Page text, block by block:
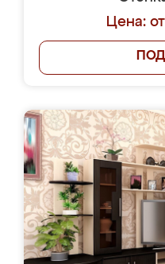
Цена: